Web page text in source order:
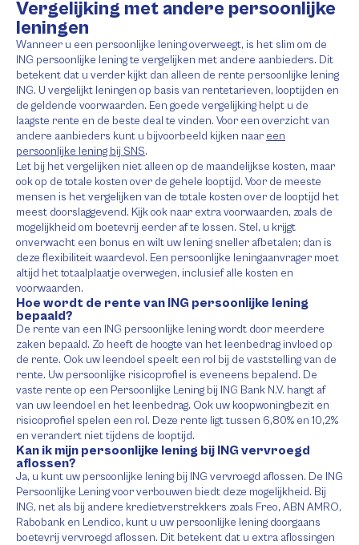
Vergelijking met andere persoonlijke
leningen
Wanneer u een persoonlijke lening overweegt, is het slim om de
ING persoonlijke lening te vergelijken met andere aanbieders. Dit
betekent dat u verder kijkt dan alleen de rente persoonlijke lening
ING. U vergelijkt leningen op basis van rentetarieven, looptijden en
de geldende voorwaarden. Een goede vergelijking helpt u de
laagste rente en de beste deal te vinden. Voor een overzicht van
andere aanbieders kunt u bijvoorbeeld kijken naar een
persoonlijke lening bij SNS.
Let bij het vergelijken niet alleen op de maandelijkse kosten, maar
ook op de totale kosten over de gehele looptijd. Voor de meeste
mensen is het vergelijken van de totale kosten over de looptijd het
meest doorslaggevend. Kijk ook naar extra voorwaarden, zoals de
mogelijkheid om boetevrij eerder af te lossen. Stel, u krijgt
onverwacht een bonus en wilt uw lening sneller afbetalen; dan is
deze flexibiliteit waardevol. Een persoonlijke leningaanvrager moet
altijd het totaalplaatje overwegen, inclusief alle kosten en
voorwaarden.
Hoe wordt de rente van ING persoonlijke lening
bepaald?
De rente van een ING persoonlijke lening wordt door meerdere
zaken bepaald. Zo heeft de hoogte van het leenbedrag invloed op
de rente. Ook uw leendoel speelt een rol bij de vaststelling van de
rente. Uw persoonlijke risicoprofiel is eveneens bepalend. De
vaste rente op een Persoonlijke Lening bij ING Bank N.V. hangt af
van uw leendoel en het leenbedrag. Ook uw koopwoningbezit en
risicoprofiel spelen een rol. Deze rente ligt tussen 6,80% en 10,2%
en verandert niet tijdens de looptijd.
Kan ik mijn persoonlijke lening bij ING vervroegd
aflossen?
Ja, u kunt uw persoonlijke lening bij ING vervroegd aflossen. De ING
Persoonlijke Lening voor verbouwen biedt deze mogelijkheid. Bij
ING, net als bij andere kredietverstrekkers zoals Freo, ABN AMRO,
Rabobank en Lendico, kunt u uw persoonlijke lening doorgaans
boetevrij vervroegd aflossen. Dit betekent dat u extra aflossingen